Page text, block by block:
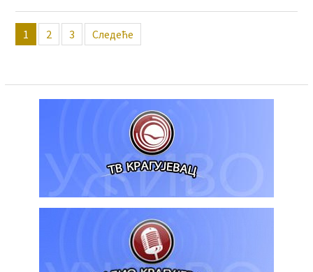
Пагинација
чланака
1 2 3 Следеће